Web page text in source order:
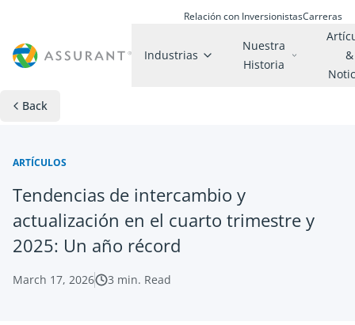
Relación con InversionistasCarreras
Industrias
Nuestra
Historia
&
Back
ARTÍCULOS
Tendencias de intercambio y
actualización en el cuarto trimestre y
2025: Un año récord
March 17, 2026 3 min. Read